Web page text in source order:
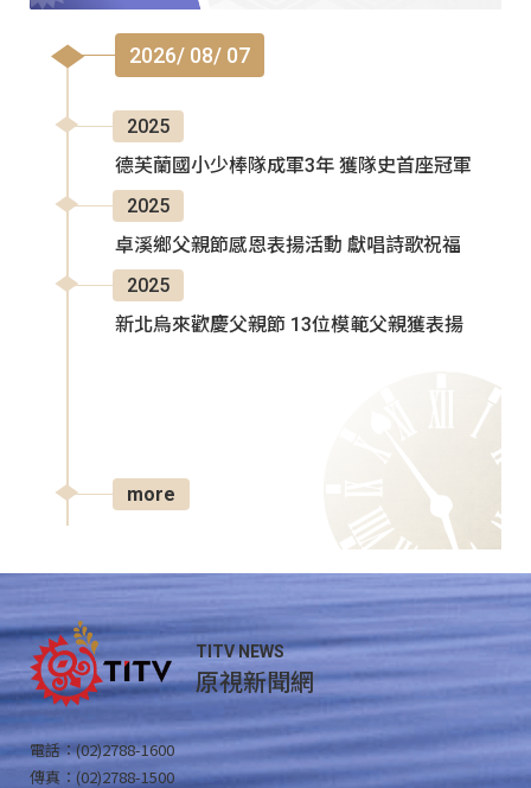
2026/ 08/ 07
2025
德芙蘭國小少棒隊成軍3年 獲隊史首座冠軍
2025
卓溪鄉父親節感恩表揚活動 獻唱詩歌祝福
2025
新北烏來歡慶父親節 13位模範父親獲表揚
more
TITV NEWS
原視新聞網
電話：(02)2788-1600
傳真：(02)2788-1500